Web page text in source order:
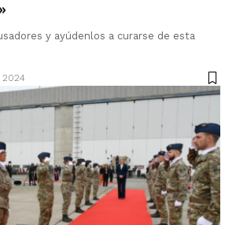
y ayúdenlos a curarse de esta
2024